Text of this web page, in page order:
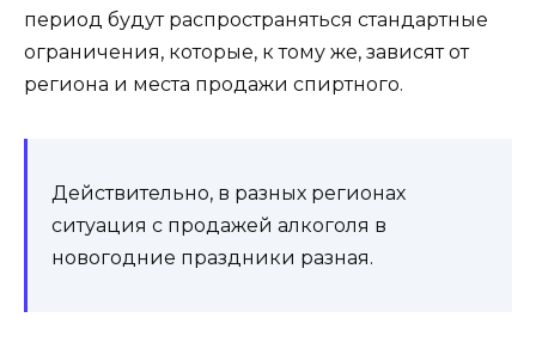
период будут распространяться стандартные
ограничения, которые, к тому же, зависят от
региона и места продажи спиртного.
Действительно, в разных регионах
ситуация с продажей алкоголя в
новогодние праздники разная.